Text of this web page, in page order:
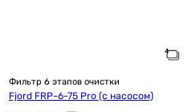
Фильтр 6 этапов очистки
Fjord FRP-6-75 Pro (с насосом)